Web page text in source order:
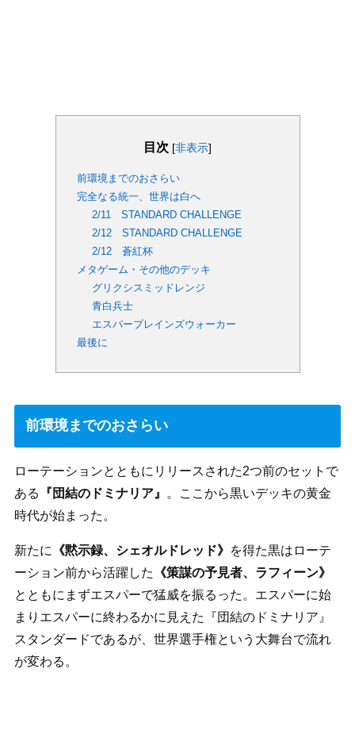
目次 [非表示]
前環境までのおさらい
完全なる統一、世界は白へ
2/11 STANDARD CHALLENGE
2/12 STANDARD CHALLENGE
2/12 蒼紅杯
メタゲーム・その他のデッキ
グリクシスミッドレンジ
青白兵士
エスパープレインズウォーカー
最後に
前環境までのおさらい
ローテーションとともにリリースされた2つ前のセットで
ある
『団結のドミナリア』
。ここから黒いデッキの黄金
時代が始まった。
新たに 《黙示録、シェオルドレッド》 を得た黒はローテ
ーション前から活躍した
《策謀の予見者、ラフィーン》
とともにまずエスパーで猛威を振るった。エスパーに始
まりエスパーに終わるかに見えた『団結のドミナリア』
スタンダードであるが、世界選手権という大舞台で流れ
が変わる。